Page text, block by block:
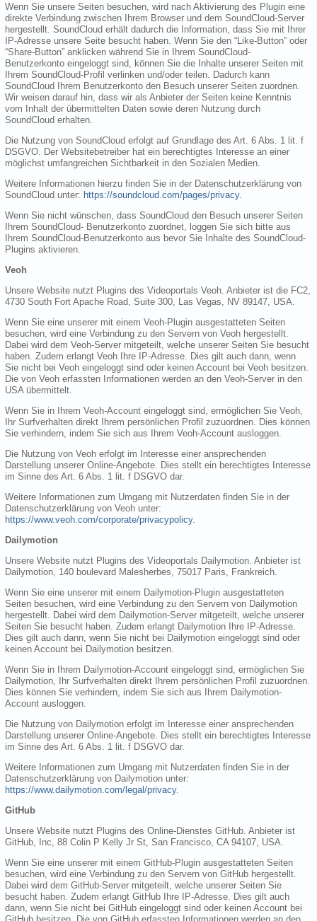
Wenn Sie unsere Seiten besuchen, wird nach Aktivierung des Plugin eine
direkte Verbindung zwischen Ihrem Browser und dem SoundCloud-Server
hergestellt. SoundCloud erhält dadurch die Information, dass Sie mit Ihrer
IP-Adresse unsere Seite besucht haben. Wenn Sie den “Like-Button” oder
“Share-Button” anklicken während Sie in Ihrem SoundCloud-
Benutzerkonto eingeloggt sind, können Sie die Inhalte unserer Seiten mit
Ihrem SoundCloud-Profil verlinken und/oder teilen. Dadurch kann
SoundCloud Ihrem Benutzerkonto den Besuch unserer Seiten zuordnen.
Wir weisen darauf hin, dass wir als Anbieter der Seiten keine Kenntnis
vom Inhalt der übermittelten Daten sowie deren Nutzung durch
SoundCloud erhalten.
Die Nutzung von SoundCloud erfolgt auf Grundlage des Art. 6 Abs. 1 lit. f
DSGVO. Der Websitebetreiber hat ein berechtigtes Interesse an einer
möglichst umfangreichen Sichtbarkeit in den Sozialen Medien.
Weitere Informationen hierzu finden Sie in der Datenschutzerklärung von
SoundCloud unter: https://soundcloud.com/pages/privacy.
Wenn Sie nicht wünschen, dass SoundCloud den Besuch unserer Seiten
Ihrem SoundCloud- Benutzerkonto zuordnet, loggen Sie sich bitte aus
Ihrem SoundCloud-Benutzerkonto aus bevor Sie Inhalte des SoundCloud-
Plugins aktivieren.
Veoh
Unsere Website nutzt Plugins des Videoportals Veoh. Anbieter ist die FC2,
4730 South Fort Apache Road, Suite 300, Las Vegas, NV 89147, USA.
Wenn Sie eine unserer mit einem Veoh-Plugin ausgestatteten Seiten
besuchen, wird eine Verbindung zu den Servern von Veoh hergestellt.
Dabei wird dem Veoh-Server mitgeteilt, welche unserer Seiten Sie besucht
haben. Zudem erlangt Veoh Ihre IP-Adresse. Dies gilt auch dann, wenn
Sie nicht bei Veoh eingeloggt sind oder keinen Account bei Veoh besitzen.
Die von Veoh erfassten Informationen werden an den Veoh-Server in den
USA übermittelt.
Wenn Sie in Ihrem Veoh-Account eingeloggt sind, ermöglichen Sie Veoh,
Ihr Surfverhalten direkt Ihrem persönlichen Profil zuzuordnen. Dies können
Sie verhindern, indem Sie sich aus Ihrem Veoh-Account ausloggen.
Die Nutzung von Veoh erfolgt im Interesse einer ansprechenden
Darstellung unserer Online-Angebote. Dies stellt ein berechtigtes Interesse
im Sinne des Art. 6 Abs. 1 lit. f DSGVO dar.
Weitere Informationen zum Umgang mit Nutzerdaten finden Sie in der
Datenschutzerklärung von Veoh unter:
https://www.veoh.com/corporate/privacypolicy.
Dailymotion
Unsere Website nutzt Plugins des Videoportals Dailymotion. Anbieter ist
Dailymotion, 140 boulevard Malesherbes, 75017 Paris, Frankreich.
Wenn Sie eine unserer mit einem Dailymotion-Plugin ausgestatteten
Seiten besuchen, wird eine Verbindung zu den Servern von Dailymotion
hergestellt. Dabei wird dem Dailymotion-Server mitgeteilt, welche unserer
Seiten Sie besucht haben. Zudem erlangt Dailymotion Ihre IP-Adresse.
Dies gilt auch dann, wenn Sie nicht bei Dailymotion eingeloggt sind oder
keinen Account bei Dailymotion besitzen.
Wenn Sie in Ihrem Dailymotion-Account eingeloggt sind, ermöglichen Sie
Dailymotion, Ihr Surfverhalten direkt Ihrem persönlichen Profil zuzuordnen.
Dies können Sie verhindern, indem Sie sich aus Ihrem Dailymotion-
Account ausloggen.
Die Nutzung von Dailymotion erfolgt im Interesse einer ansprechenden
Darstellung unserer Online-Angebote. Dies stellt ein berechtigtes Interesse
im Sinne des Art. 6 Abs. 1 lit. f DSGVO dar.
Weitere Informationen zum Umgang mit Nutzerdaten finden Sie in der
Datenschutzerklärung von Dailymotion unter:
https://www.dailymotion.com/legal/privacy.
GitHub
Unsere Website nutzt Plugins des Online-Dienstes GitHub. Anbieter ist
GitHub, Inc, 88 Colin P Kelly Jr St, San Francisco, CA 94107, USA.
Wenn Sie eine unserer mit einem GitHub-Plugin ausgestatteten Seiten
besuchen, wird eine Verbindung zu den Servern von GitHub hergestellt.
Dabei wird dem GitHub-Server mitgeteilt, welche unserer Seiten Sie
besucht haben. Zudem erlangt GitHub Ihre IP-Adresse. Dies gilt auch
dann, wenn Sie nicht bei GitHub eingeloggt sind oder keinen Account bei